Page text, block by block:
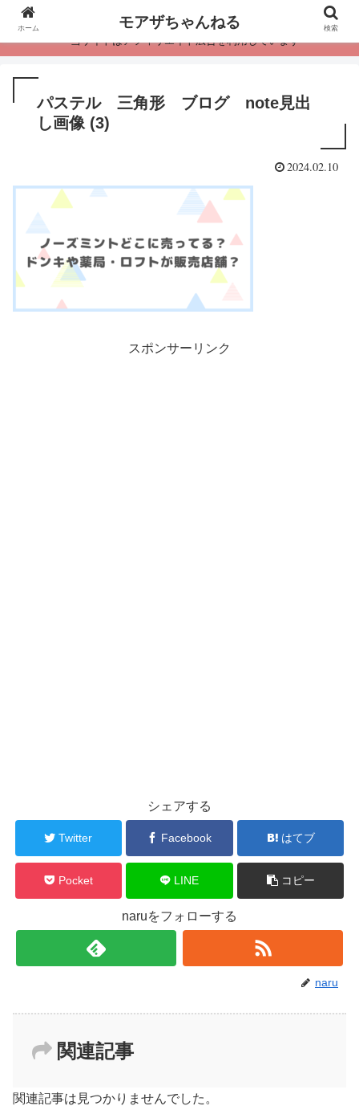
・当サイトはアフィリエイト広告を利用しています
パステル 三角形 ブログ note見出
し画像 (3)
2024.02.10
スポンサーリンク
シェアする
Twitter Facebook はてブ
Pocket LINE コピー
naruをフォローする
naru
関連記事
関連記事は見つかりませんでした。
ホーム モアザちゃんねる 検索